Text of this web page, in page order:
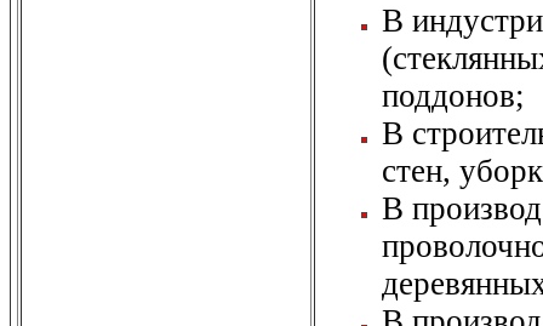
В
поддонов;
В
стен,
В